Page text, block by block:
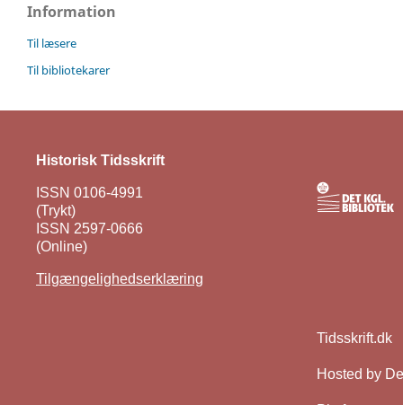
Information
Til læsere
Til bibliotekarer
Historisk Tidsskrift
ISSN 0106-4991
(Trykt)
ISSN 2597-0666
(Online)
Tilgængelighedserklæring